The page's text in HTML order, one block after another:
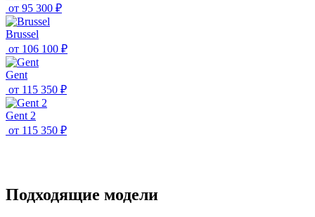
от 95 300 ₽
Brussel
от 106 100 ₽
Gent
от 115 350 ₽
Gent 2
от 115 350 ₽
Подходящие модели